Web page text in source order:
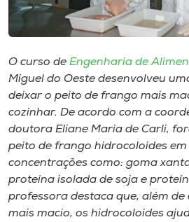
Museu
Unoesc
Store
Selecione
A+
O curso de Engenharia de
Miguel do Oeste desenvolveu
deixar o peito de frango mais
cozinhar. De acordo com a
doutora Eliane Maria de Carli,
peito de frango hidrocoloides
concentrações como: goma
proteína isolada de soja e
professora destaca que, além
mais macio, os hidrocoloides